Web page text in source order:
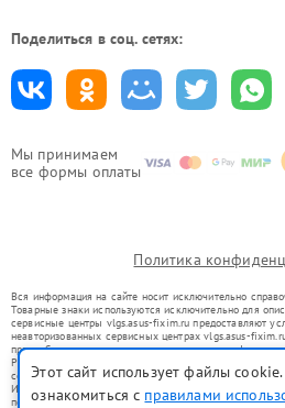
Мы принимаем
все формы оплаты
Поделиться в соц. сетях:
Политика
Вся информация на сайте носит исключительно
Товарные знаки используются исключительно для
сервисные центры vlgs.asus-fixim.ru предоставляют
неавторизованных сервисных центрах vlgs.asus-
правообладателями товарных знаков или их
Ремонт осуществляется для устройств, уже введенных
со статьей 1487 ГК РФ.
Использование товарных знаков не преследует цели
потребителей в заблуждение, а служит для
Этот сайт использует файлы
ознакомиться с правилами